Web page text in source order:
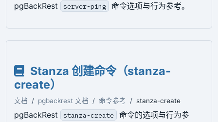
pgBackRest server-ping 命令选项与行为参考。
Stanza 创建命令（stanza-
create）
文档 pgbackrest 文档 命令参考 stanza-create
pgBackRest stanza-create
命令的选项与行为参